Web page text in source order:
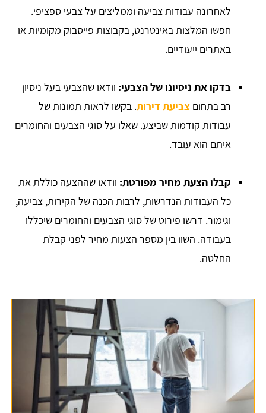
לאחרונה עבודות צביעה וממליצים על צבעי ספציפי.
חפשו המלצות באינטרנט, בקבוצות פייסבוק מקומיות או
באתרים ייעודיים.
בדקו את ניסיונו של הצבעי: וודאו שהצבעי בעל ניסיון
רב בתחום צביעת דירות. בקשו לראות תמונות של
עבודות קודמות שביצע. שאלו על סוגי הצבעים והחומרים
איתם הוא עובד.
קבלו הצעת מחיר מפורטת: וודאו שההצעה כוללת את
כל העבודות הנדרשות, לרבות הכנה של הקירות, צביעה,
וגימור. דרשו פירוט של סוגי הצבעים והחומרים שיכללו
בעבודה. השוו בין מספר הצעות מחיר לפני קבלת
החלטה.